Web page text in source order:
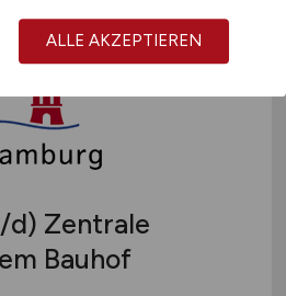
d) Zentrale
Bauhof
ALLE AKZEPTIEREN